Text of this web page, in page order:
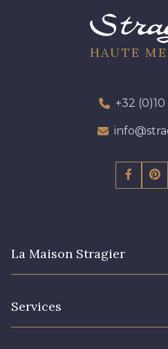
HAUTE
+32 (0)10
La Maison Stragier
Services